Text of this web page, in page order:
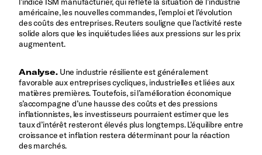
américaine, les nouvelles commandes, l’emploi et l’évolution
des coûts des entreprises. Reuters souligne que l’activité reste
solide alors que les inquiétudes liées aux pressions sur les prix
augmentent.
Analyse.Une industrie résiliente est généralement
favorable aux entreprises cycliques, industrielles et liées aux
matières premières. Toutefois, si l’amélioration économique
s’accompagne d’une hausse des coûts et des pressions
inflationnistes, les investisseurs pourraient estimer que les
taux d’intérêt resteront élevés plus longtemps. L’équilibre entre
croissance et inflation restera déterminant pour la réaction
des marchés.